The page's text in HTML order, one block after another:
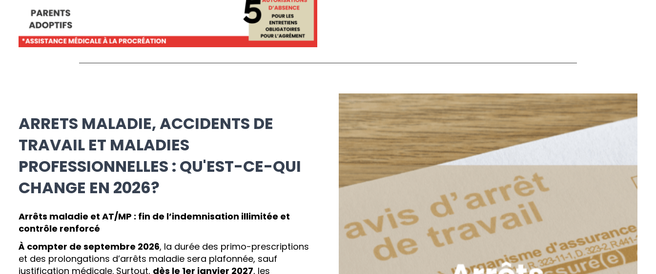
ARRETS MALADIE, ACCIDENTS DE
TRAVAIL ET MALADIES
PROFESSIONNELLES : QU'EST-CE-QUI
CHANGE EN 2026?
Arrêts maladie et AT/MP : fin de l’indemnisation illimitée et
contrôle renforcé
À compter de septembre 2026, la durée des primo-prescriptions
et des prolongations d’arrêts maladie sera plafonnée, sauf
justification médicale. Surtout, dès le 1er janvier 2027, les